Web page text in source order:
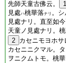
先師天童古佛云。
1
見處ハ桃華落ナリ 。
見處ナリ。直至如
天童ノ見處ナリ。
2 カセニモヨホ
カセニニクマル。
ヲニクムトモ。桃